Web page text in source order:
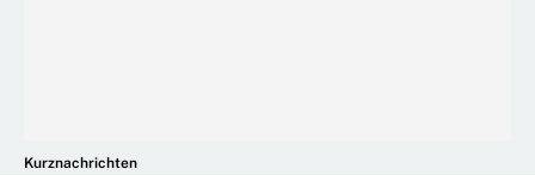
Kurznachrichten